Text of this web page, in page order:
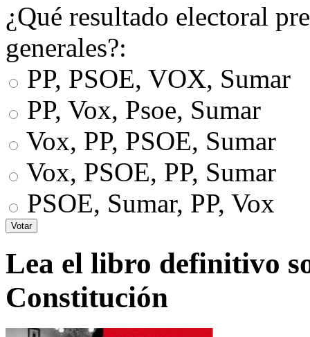
¿Qué resultado electoral
generales?:
PP, PSOE, VOX, Sumar
PP, Vox, Psoe, Sumar
Vox, PP, PSOE, Sumar
Vox, PSOE, PP, Sumar
PSOE, Sumar, PP, Vox
Lea el libro definitivo
Constitución